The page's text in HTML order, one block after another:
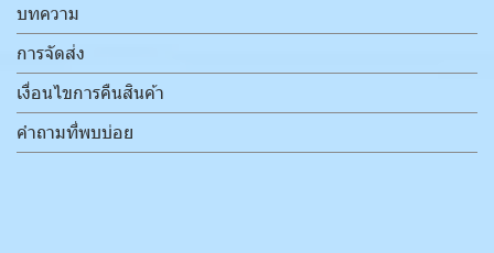
บทความ
การจัดส่ง
เงื่อนไขการคืนสินค้า
คำถามที่พบบ่อย